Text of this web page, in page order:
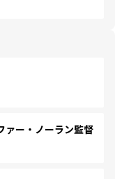
ー・ノーラン監督